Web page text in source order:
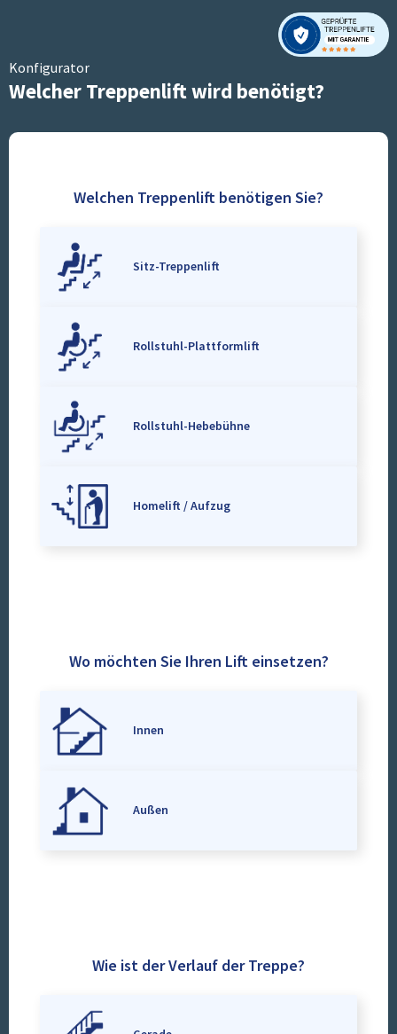
Konfigurator
Welcher Treppenlift wird benötigt?
Welchen Treppenlift benötigen Sie?
Sitz-Treppenlift
Rollstuhl-Plattformlift
Rollstuhl-Hebebühne
Homelift / Aufzug
Wo möchten Sie Ihren Lift einsetzen?
Innen
Außen
Wie ist der Verlauf der Treppe?